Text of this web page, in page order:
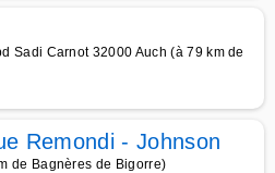
Sadi Carnot 32000 Auch (à 79 km de
Remondi - Johnson
de Bagnères de Bigorre)